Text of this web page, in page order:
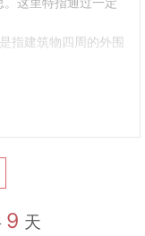
指建筑物四周的外围
保护居住环境的安全
9 天